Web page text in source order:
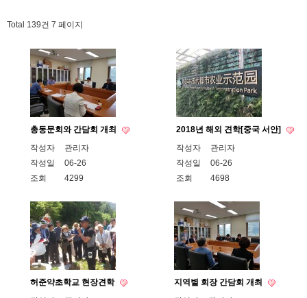
Total 139건 7 페이지
총동문회와 간담회 개최
작성자
관리자
작성일
06-26
조회
4299
2018년 해외 견학[중국 서안]
작성자
관리자
작성일
06-26
조회
4698
허준약초학교 현장견학
지역별 회장 간담회 개최